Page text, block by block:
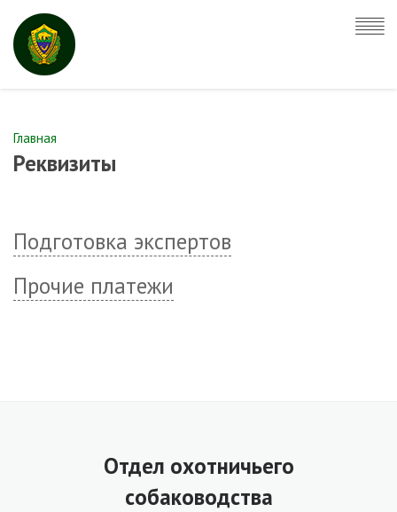
Главная
Реквизиты
Подготовка экспертов
Прочие платежи
Отдел охотничьего
собаководства